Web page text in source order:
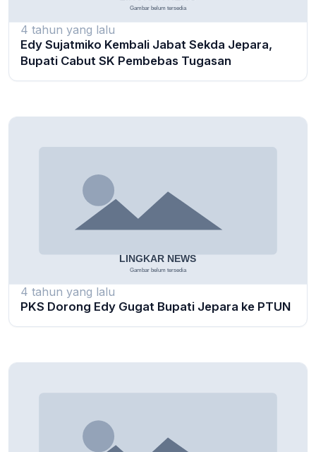
4 tahun yang lalu
Edy Sujatmiko Kembali Jabat Sekda Jepara,
Bupati Cabut SK Pembebas Tugasan
4 tahun yang lalu
PKS Dorong Edy Gugat Bupati Jepara ke PTUN